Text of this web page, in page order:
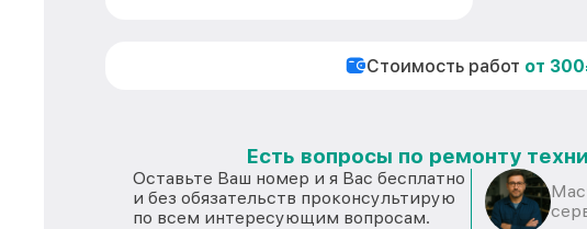
Стоимость работ от
Есть вопросы по ремонту
Оставьте Ваш номер и я Вас бесплатно
и без обязательств проконсультирую
по всем интересующим вопросам.